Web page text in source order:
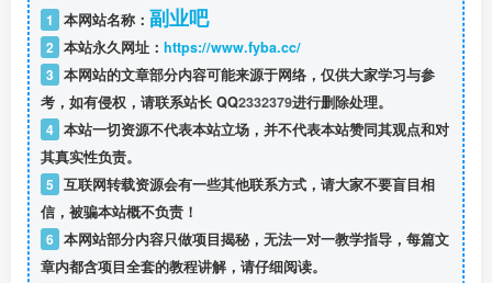
1 本网站名称： 副业吧
2 本站永久网址： https://www.fyba.cc/
3 本网站的文章部分内容可能来源于网络，仅供大家学习与参
考，如有侵权，请联系站长 QQ2332379进行删除处理。
4 本站一切资源不代表本站立场，并不代表本站赞同其观点和对
其真实性负责。
5 互联网转载资源会有一些其他联系方式，请大家不要盲目相
信，被骗本站概不负责！
6 本网站部分内容只做项目揭秘，无法一对一教学指导，每篇文
章内都含项目全套的教程讲解，请仔细阅读。